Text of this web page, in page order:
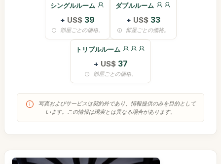
シングルルーム
+ US$ 39
部屋ごとの価格。
ダブルルーム
+ US$ 33
部屋ごとの価格。
トリプルルーム
+ US$ 37
部屋ごとの価格。
写真およびサービスは契約外であり、情報提供のみを目的として
います。この情報は現実とは異なる場合があります。